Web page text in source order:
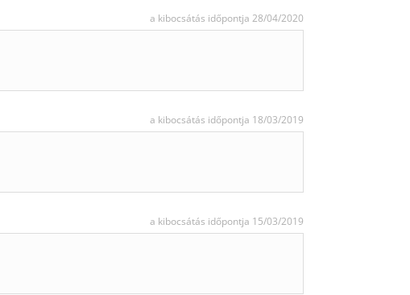
a kibocsátás időpontja 28/04/2020
a kibocsátás időpontja 18/03/2019
a kibocsátás időpontja 15/03/2019